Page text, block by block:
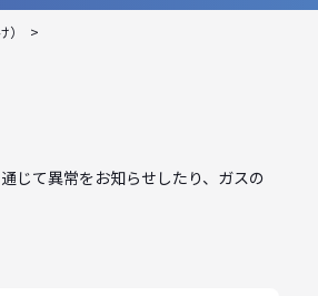
じて異常をお知らせしたり、ガスの